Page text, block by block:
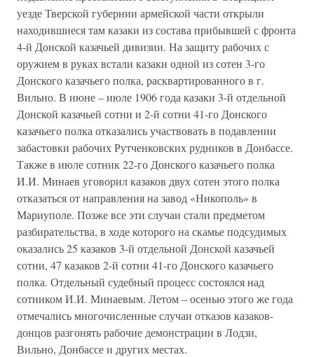
уезде Тверской губернии армейской части открыли
находившиеся там казаки из состава прибывшей с фронта
4-й Донской казачьей дивизии. На защиту рабочих с
оружием в руках встали казаки одной из сотен 3-го
Донского казачьего полка, расквартированного в г.
Вильно. В июне – июле 1906 года казаки 3-й отдельной
Донской казачьей сотни и 2-й сотни 41-го Донского
казачьего полка отказались участвовать в подавлении
забастовки рабочих Рутченковских рудников в Донбассе.
Также в июле сотник 22-го Донского казачьего полка
И.И. Минаев уговорил казаков двух сотен этого полка
отказаться от направления на завод «Никополь» в
Мариуполе. Позже все эти случаи стали предметом
разбирательства, в ходе которого на скамье подсудимых
оказались 25 казаков 3-й отдельной Донской казачьей
сотни, 47 казаков 2-й сотни 41-го Донского казачьего
полка. Отдельный судебный процесс состоялся над
сотником И.И. Минаевым. Летом – осенью этого же года
отмечались многочисленные случаи отказов казаков-
донцов разгонять рабочие демонстрации в Лодзи,
Вильно, Донбассе и других местах.